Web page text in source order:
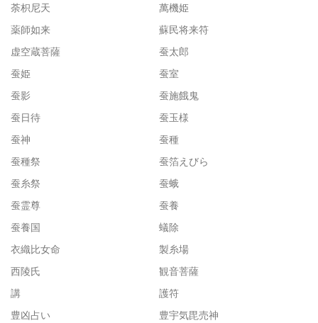
荼枳尼天
萬機姫
薬師如来
蘇民将来符
虚空蔵菩薩
蚕太郎
蚕姫
蚕室
蚕影
蚕施餓鬼
蚕日待
蚕玉様
蚕神
蚕種
蚕種祭
蚕箔えびら
蚕糸祭
蚕蛾
蚕霊尊
蚕養
蚕養国
蟻除
衣織比女命
製糸場
西陵氏
観音菩薩
講
護符
豊凶占い
豊宇気毘売神